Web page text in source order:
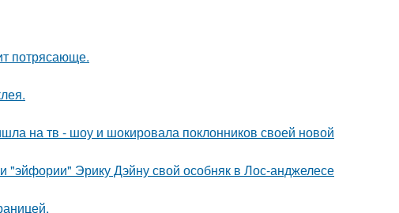
потрясающе.
на тв - шоу и шокировала поклонников своей новой
"эйфории" Эрику Дэйну свой особняк в Лос-анджелесе